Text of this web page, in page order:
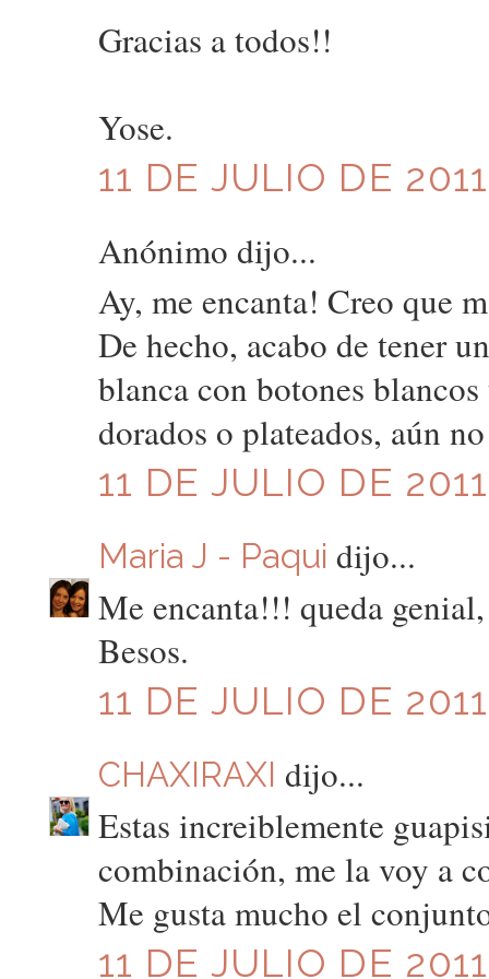
Gracias a todos!!
Yose.
11 DE JULIO DE
Anónimo dijo...
Ay, me encanta! Creo que
De hecho, acabo de tener
blanca con botones
dorados o plateados, aún
11 DE JULIO DE
Maria J - Paqui dijo...
Me encanta!!! queda
Besos.
11 DE JULIO DE
CHAXIRAXI dijo...
Estas increiblemente
combinación, me la voy a
Me gusta mucho el
11 DE JULIO DE